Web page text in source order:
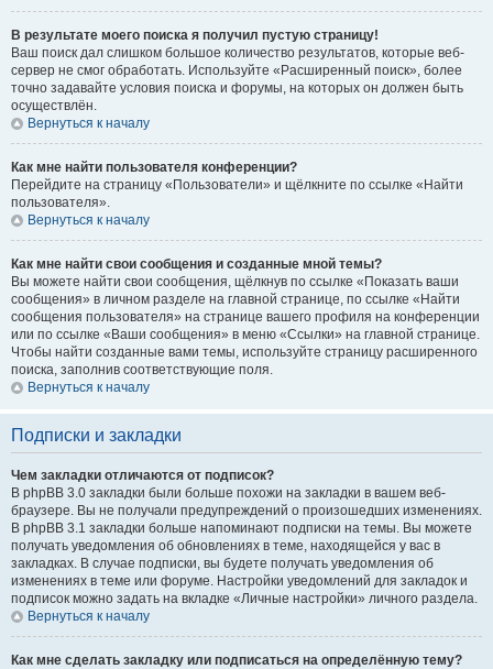
В результате моего поиска я получил пустую страницу!
Ваш поиск дал слишком большое количество результатов, которые веб-
сервер не смог обработать. Используйте «Расширенный поиск», более
точно задавайте условия поиска и форумы, на которых он должен быть
осуществлён.
Вернуться к началу
Как мне найти пользователя конференции?
Перейдите на страницу «Пользователи» и щёлкните по ссылке «Найти
пользователя».
Вернуться к началу
Как мне найти свои сообщения и созданные мной темы?
Вы можете найти свои сообщения, щёлкнув по ссылке «Показать ваши
сообщения» в личном разделе на главной странице, по ссылке «Найти
сообщения пользователя» на странице вашего профиля на конференции
или по ссылке «Ваши сообщения» в меню «Ссылки» на главной странице.
Чтобы найти созданные вами темы, используйте страницу расширенного
поиска, заполнив соответствующие поля.
Вернуться к началу
Подписки и закладки
Чем закладки отличаются от подписок?
В phpBB 3.0 закладки были больше похожи на закладки в вашем веб-
браузере. Вы не получали предупреждений о произошедших изменениях.
В phpBB 3.1 закладки больше напоминают подписки на темы. Вы можете
получать уведомления об обновлениях в теме, находящейся у вас в
закладках. В случае подписки, вы будете получать уведомления об
изменениях в теме или форуме. Настройки уведомлений для закладок и
подписок можно задать на вкладке «Личные настройки» личного раздела.
Вернуться к началу
Как мне сделать закладку или подписаться на определённую тему?